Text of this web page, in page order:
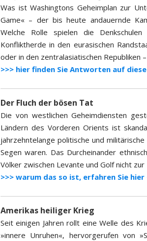
Was ist Washingtons Geheimplan zur
Game« – der bis heute andauernde
Welche Rolle spielen die
Konfliktherde in den eurasischen
oder in den zentralasiatischen Republiken
>>> hier finden Sie Antworten auf
Der Fluch der bösen Tat
Die von westlichen Geheimdiensten
Ländern des Vorderen Orients ist
jahrzehntelange politische und
Segen waren. Das Durcheinander
Völker zwischen Levante und Golf nicht zur
>>> warum das so ist, erfahren Sie hier
Amerikas heiliger Krieg
Seit einigen Jahren rollt eine Welle des
»innere Unruhen«, hervorgerufen von